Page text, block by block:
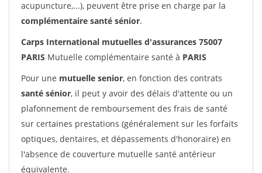
acupuncture,...), peuvent être prise en charge par la
complémentaire santé sénior.
Carps International mutuelles d'assurances 75007
PARIS Mutuelle complémentaire santé à PARIS
Pour une mutuelle senior, en fonction des contrats
santé sénior, il peut y avoir des délais d'attente ou un
plafonnement de remboursement des frais de santé
sur certaines prestations (généralement sur les forfaits
optiques, dentaires, et dépassements d'honoraire) en
l'absence de couverture mutuelle santé antérieur
équivalente.